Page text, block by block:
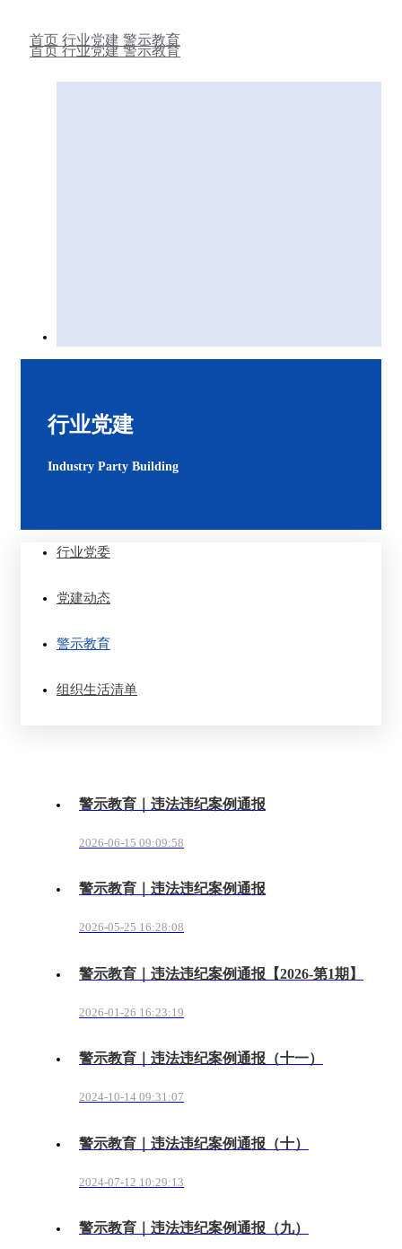
首页行业党建警示教育
首页 行业党建 警示教育
行业党建
Industry Party Building
行业党委
党建动态
警示教育
组织生活清单
警示教育｜违法违纪案例通报
2026-06-15 09:09:58
警示教育｜违法违纪案例通报
2026-05-25 16:28:08
警示教育｜违法违纪案例通报【2026-第1期】
2026-01-26 16:23:19
警示教育｜违法违纪案例通报（十一）
2024-10-14 09:31:07
警示教育｜违法违纪案例通报（十）
2024-07-12 10:29:13
警示教育｜违法违纪案例通报（九）